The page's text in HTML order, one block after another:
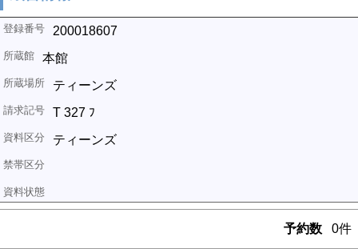
200018607
本館
ティーンズ
T 327 ﾌ
ティーンズ
予約数 0件